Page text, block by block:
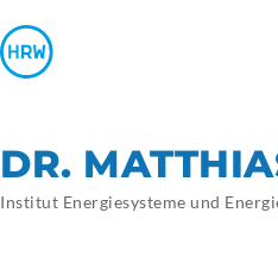
DR.
Institut Energiesysteme und